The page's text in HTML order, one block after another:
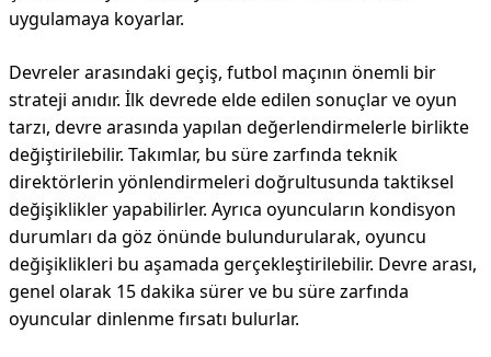
uygulamaya koyarlar.
Devreler arasındaki geçiş, futbol maçının önemli bir
strateji anıdır. İlk devrede elde edilen sonuçlar ve oyun
tarzı, devre arasında yapılan değerlendirmelerle birlikte
değiştirilebilir. Takımlar, bu süre zarfında teknik
direktörlerin yönlendirmeleri doğrultusunda taktiksel
değişiklikler yapabilirler. Ayrıca oyuncuların kondisyon
durumları da göz önünde bulundurularak, oyuncu
değişiklikleri bu aşamada gerçekleştirilebilir. Devre arası,
genel olarak 15 dakika sürer ve bu süre zarfında
oyuncular dinlenme fırsatı bulurlar.